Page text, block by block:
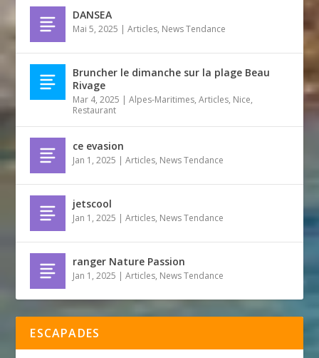
DANSEA
Mai 5, 2025 |Articles, News Tendance
Bruncher le dimanche sur la plage Beau
Rivage
Mar 4, 2025 |Alpes-Maritimes,Articles, Nice,
Restaurant
ce evasion
Jan 1, 2025 |Articles, News Tendance
jetscool
Jan 1, 2025 |Articles, News Tendance
ranger Nature Passion
Jan 1, 2025 |Articles, News Tendance
ESCAPADES